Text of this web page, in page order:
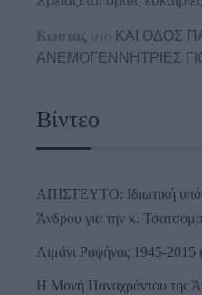
Κωστας στο ΚΑΙ ΟΔΟΣ
ΑΝΕΜΟΓΕΝΝΗΤΡΙΕΣ
Βίντεο
ΑΠΙΣΤΕΥΤΟ: Ιδιωτική
Άνδρου για την κ.
Λιμάνι Ραφήνας 1945-2015
Η Μονή Παναχράντου της